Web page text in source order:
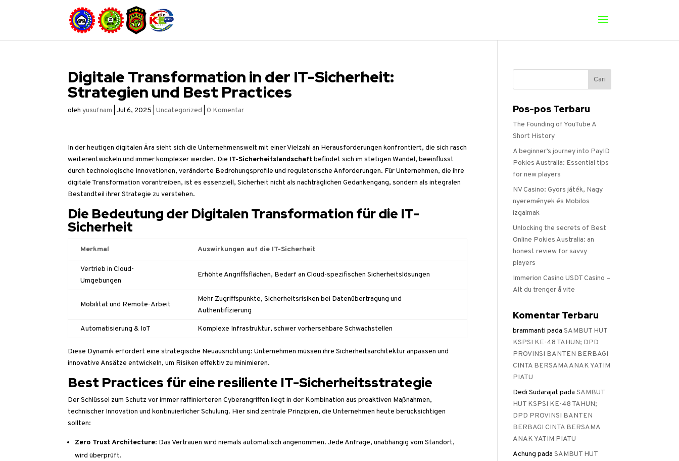
Digitale Transformation in der IT-Sicherheit:
Strategien und Best Practices
olehyusufnam |Jul 6, 2025 |Uncategorized |0 Komentar
In der heutigen digitalen Ära sieht sich die Unternehmenswelt mit einer Vielzahl an Herausforderungen konfrontiert, die sich rasch
weiterentwickeln und immer komplexer werden. Die IT-Sicherheitslandschaft befindet sich im stetigen Wandel, beeinflusst
durch technologische Innovationen, veränderte Bedrohungsprofile und regulatorische Anforderungen. Für Unternehmen, die ihre
digitale Transformation vorantreiben, ist es essenziell, Sicherheit nicht als nachträglichen Gedankengang, sondern als integralen
Bestandteil ihrer Strategie zu verstehen.
Die Bedeutung der Digitalen Transformation für die IT-
Sicherheit
Merkmal Auswirkungen auf die IT-Sicherheit
Vertrieb in Cloud-
Umgebungen
Erhöhte Angriffsflächen, Bedarf an Cloud-spezifischen Sicherheitslösungen
Mobilität und Remote-Arbeit
Mehr Zugriffspunkte, Sicherheitsrisiken bei Datenübertragung und
Authentifizierung
Automatisierung & IoT Komplexe Infrastruktur, schwer vorhersehbare Schwachstellen
Diese Dynamik erfordert eine strategische Neuausrichtung: Unternehmen müssen ihre Sicherheitsarchitektur anpassen und
innovative Ansätze entwickeln, um Risiken effektiv zu minimieren.
Best Practices für eine resiliente IT-Sicherheitsstrategie
Der Schlüssel zum Schutz vor immer raffinierteren Cyberangriffen liegt in der Kombination aus proaktiven Maßnahmen,
technischer Innovation und kontinuierlicher Schulung. Hier sind zentrale Prinzipien, die Unternehmen heute berücksichtigen
sollten:
Zero Trust Architecture: Das Vertrauen wird niemals automatisch angenommen. Jede Anfrage, unabhängig vom Standort,
wird überprüft.
Pos-pos Terbaru
The Founding of YouTube A
Short History
A beginner’s journey into PayID
Pokies Australia: Essential tips
for new players
NV Casino: Gyors játék, Nagy
nyeremények és Mobilos
izgalmak
Unlocking the secrets of Best
Online Pokies Australia: an
honest review for savvy
players
Immerion Casino USDT Casino –
Alt du trenger å vite
Komentar Terbaru
brammanti padaSAMBUT HUT
KSPSI KE-48 TAHUN; DPD
PROVINSI BANTEN BERBAGI
CINTA BERSAMA ANAK YATIM
PIATU
Dedi Sudarajat padaSAMBUT
HUT KSPSI KE-48 TAHUN;
DPD PROVINSI BANTEN
BERBAGI CINTA BERSAMA
ANAK YATIM PIATU
Achung padaSAMBUT HUT